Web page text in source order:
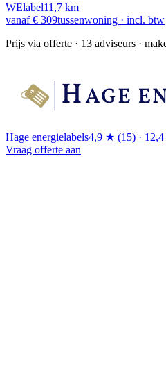
WElabel11,7 km
vanaf € 309tussenwoning · incl. btw
Prijs via offerte · 13 adviseurs ·
Hage energielabels4,9 ★ (15) ·
Vraag offerte aan